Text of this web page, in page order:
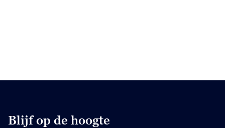
Blijf op de hoogte